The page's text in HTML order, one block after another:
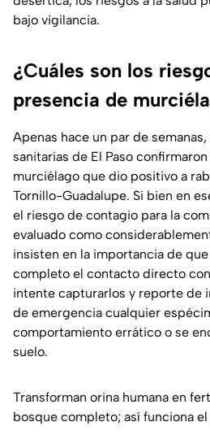
bajo vigilancia.
¿Cuáles son los
presencia de
Apenas hace un par de
sanitarias de El Paso
murciélago que dio positivo a
Tornillo-Guadalupe. Si bien en
el riesgo de contagio para la
evaluado como
insisten en la importancia de
completo el contacto directo
intente capturarlos y reporte de
de emergencia cualquier
comportamiento errático o se
suelo.
Transforman orina humana en
bosque completo; así funciona